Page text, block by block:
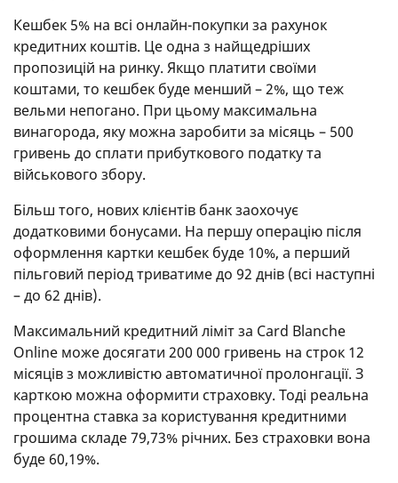
Кешбек 5% на всі онлайн-покупки за рахунок
кредитних коштів. Це одна з найщедріших
пропозицій на ринку. Якщо платити своїми
коштами, то кешбек буде менший – 2%, що теж
вельми непогано. При цьому максимальна
винагорода, яку можна заробити за місяць – 500
гривень до сплати прибуткового податку та
військового збору.
Більш того, нових клієнтів банк заохочує
додатковими бонусами. На першу операцію після
оформлення картки кешбек буде 10%, а перший
пільговий період триватиме до 92 днів (всі наступні
– до 62 днів).
Максимальний кредитний ліміт за Card Blanche
Online може досягати 200 000 гривень на строк 12
місяців з можливістю автоматичної пролонгації. З
карткою можна оформити страховку. Тоді реальна
процентна ставка за користування кредитними
грошима складе 79,73% річних. Без страховки вона
буде 60,19%.